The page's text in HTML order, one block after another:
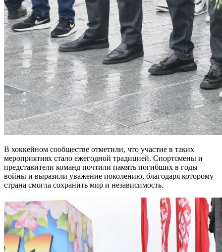
В хоккейном сообществе отметили, что участие в таких
мероприятиях стало ежегодной традицией. Спортсмены и
представители команд почтили память погибших в годы
войны и выразили уважение поколению, благодаря которому
страна смогла сохранить мир и независимость.